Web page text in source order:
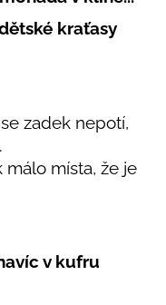
kraťasy
zadek nepotí,
málo místa, že je
v kufru